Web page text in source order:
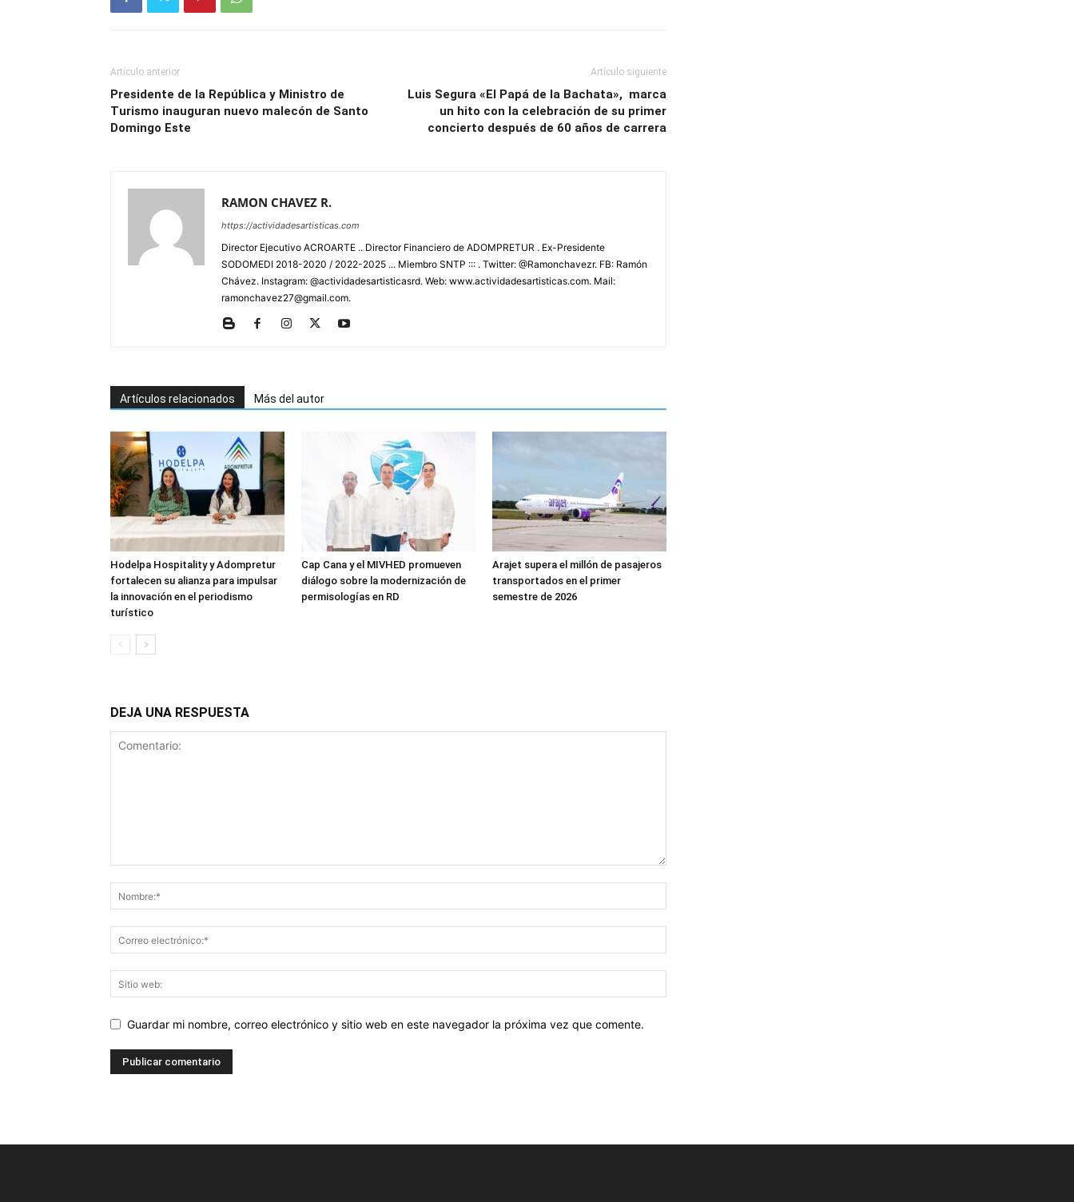
Artículo anterior
Presidente de la República y Ministro de
Turismo inauguran nuevo malecón de Santo
Domingo Este
Artículo siguiente
Luis Segura «El Papá de la Bachata», marca
un hito con la celebración de su primer
concierto después de 60 años de carrera
RAMON CHAVEZ R.
https://actividadesartisticas.com
Director Ejecutivo ACROARTE .. Director Financiero de ADOMPRETUR . Ex-Presidente
SODOMEDI 2018-2020 / 2022-2025 ... Miembro SNTP ::: . Twitter: @Ramonchavezr. FB: Ramón
Chávez. Instagram: @actividadesartisticasrd. Web: www.actividadesartisticas.com. Mail:
ramonchavez27@gmail.com.
Artículos relacionados Más del autor
Hodelpa Hospitality y Adompretur
fortalecen su alianza para impulsar
la innovación en el periodismo
turístico
Cap Cana y el MIVHED promueven
diálogo sobre la modernización de
permisologías en RD
Arajet supera el millón de pasajeros
transportados en el primer
semestre de 2026
DEJA UNA RESPUESTA
Guardar mi nombre, correo electrónico y sitio web en este navegador la próxima vez que comente.